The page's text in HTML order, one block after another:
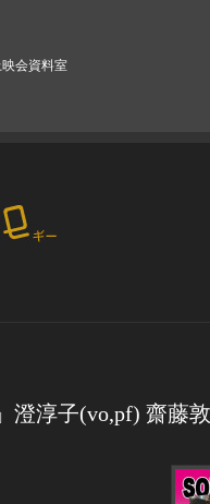
会資料室
澄淳子(vo,pf) 齋藤